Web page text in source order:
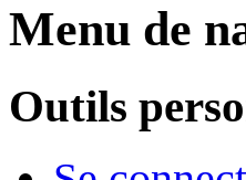
Menu de
Outils